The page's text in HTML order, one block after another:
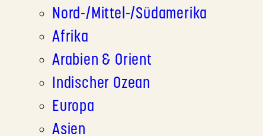
Nord-/Mittel-/Südamerika
Afrika
Arabien & Orient
Indischer Ozean
Europa
Asien